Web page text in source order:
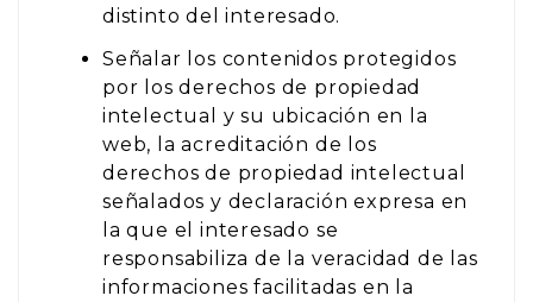
distinto del interesado.
Señalar los contenidos protegidos
por los derechos de propiedad
intelectual y su ubicación en la
web, la acreditación de los
derechos de propiedad intelectual
señalados y declaración expresa en
la que el interesado se
responsabiliza de la veracidad de las
informaciones facilitadas en la